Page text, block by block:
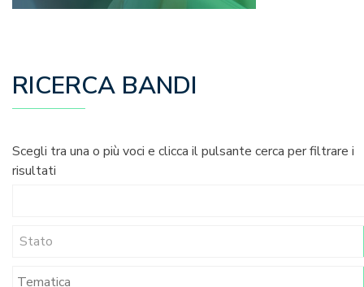
RICERCA BANDI
Scegli tra una o più voci e clicca il pulsante cerca per filtrare i
risultati
Stato